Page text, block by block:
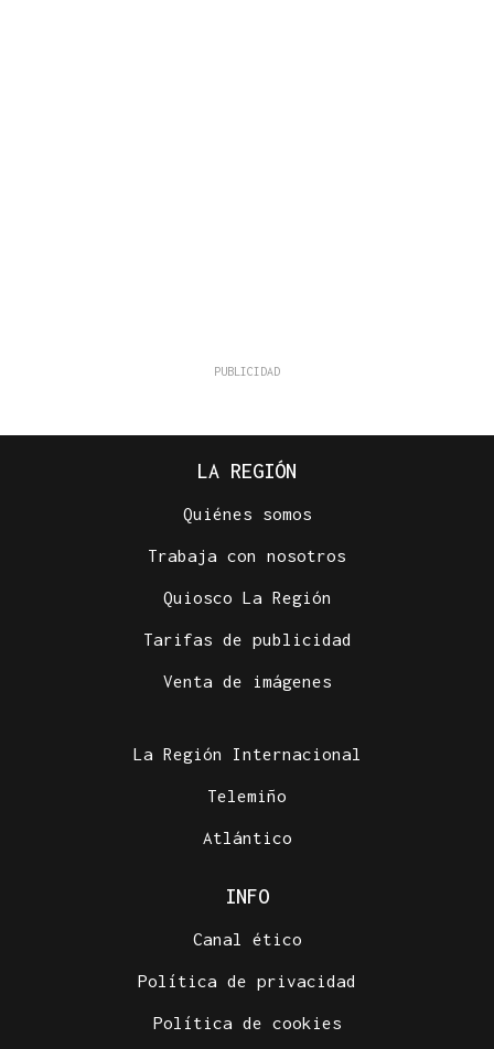
LA REGIÓN
Quiénes somos
Trabaja con nosotros
Quiosco La Región
Tarifas de publicidad
Venta de imágenes
La Región Internacional
Telemiño
Atlántico
INFO
Canal ético
Política de privacidad
Política de cookies